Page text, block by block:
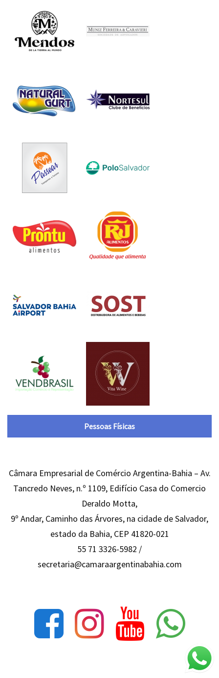
Pessoas Físicas
Câmara Empresarial de Comércio Argentina-Bahia – Av.
Tancredo Neves, n.º 1109, Edifício Casa do Comercio
Deraldo Motta,
9º Andar, Caminho das Árvores, na cidade de Salvador,
estado da Bahia, CEP 41820-021
55 71 3326-5982 /
secretaria@camaraargentinabahia.com